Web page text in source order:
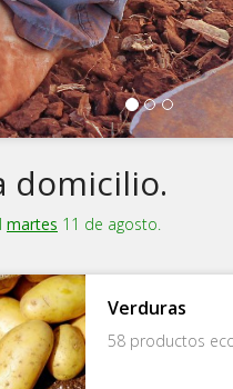
domicilio.
martes 11 de agosto.
Verduras
58 productos